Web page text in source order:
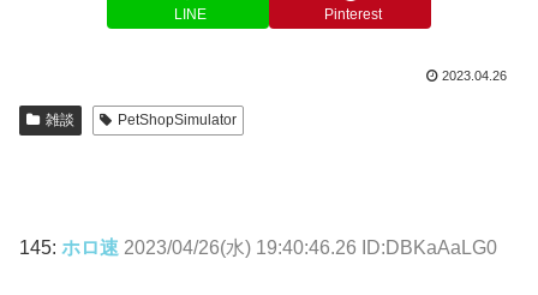
LINE Pinterest
2023.04.26
雑談 PetShopSimulator
145: ホロ速 2023/04/26(水) 19:40:46.26 ID:DBKaAaLG0